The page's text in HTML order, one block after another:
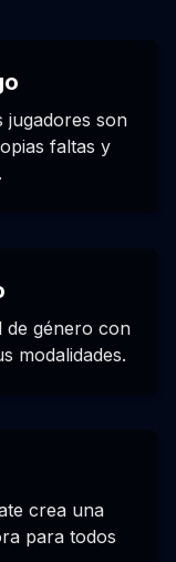
jugadores son
faltas y
de género con
modalidades.
crea una
para todos